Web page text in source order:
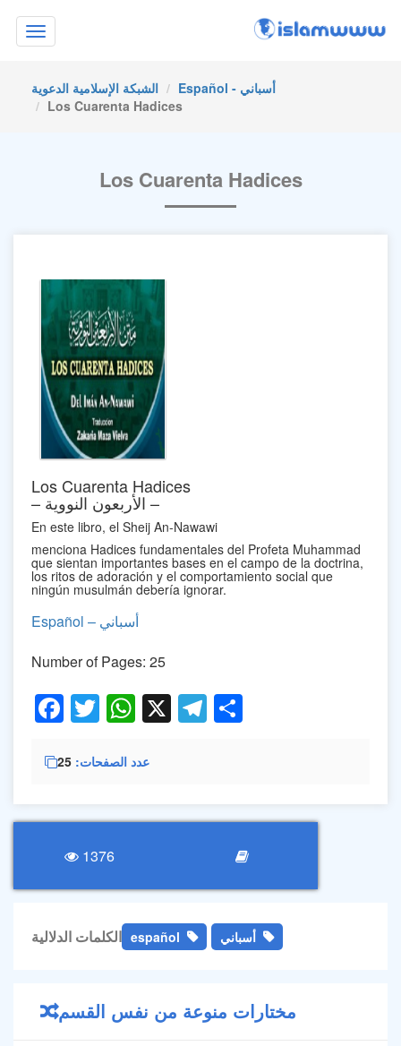
Toggle
navigation
الشبكة الإسلامية الدعوية
Español - أسباني
Los Cuarenta Hadices
Los Cuarenta Hadices
Los Cuarenta Hadices
– الأربعون النووية –
En este libro, el Sheij An-Nawawi
menciona Hadices fundamentales del Profeta Muhammad
que sientan importantes bases en el campo de la doctrina,
los ritos de adoración y el comportamiento social que
ningún musulmán debería ignorar.
Español – أسباني
Number of Pages: 25
Facebook
Twitter
WhatsApp
X Telegram
عدد الصفحات 25
1376
الكلمات الدلالية español أسباني
مختارات منوعة من نفس القسم